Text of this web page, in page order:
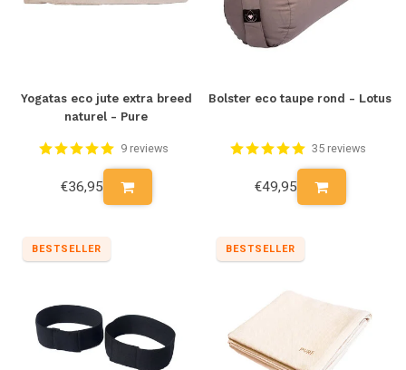
Yogatas eco jute extra breed
naturel - Pure
9 reviews
€36,95
Bolster eco taupe rond - Lotus
35 reviews
€49,95
BESTSELLER BESTSELLER